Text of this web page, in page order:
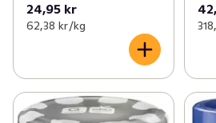
24,95 kr
62,38 kr /kg